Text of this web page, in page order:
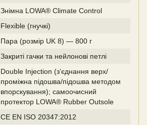
Знімна LOWA® Climate Control
Flexible (гнучкі)
Пара (розмір UK 8) — 800 г
Закриті гачки та нейлонові петлі
Double Injection (з’єднання верх/
проміжна підошва/підошва методом
впорскування); самоочисний
протектор LOWA® Rubber Outsole
CE EN ISO 20347:2012